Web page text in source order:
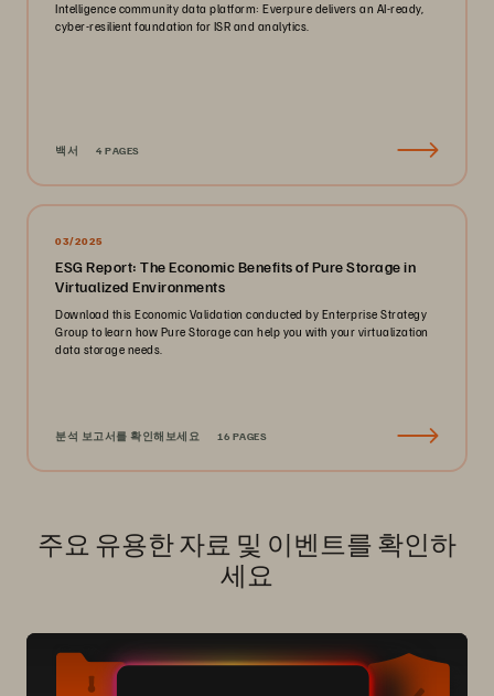
Intelligence community data platform: Everpure delivers an AI-ready,
cyber-resilient foundation for ISR and analytics.
백서 4 PAGES
03/2025
ESG Report: The Economic Benefits of Pure Storage in
Virtualized Environments
Download this Economic Validation conducted by Enterprise Strategy
Group to learn how Pure Storage can help you with your virtualization
data storage needs.
분석 보고서를 확인해보세요 16 PAGES
주요 유용한 자료 및 이벤트를 확인하
세요